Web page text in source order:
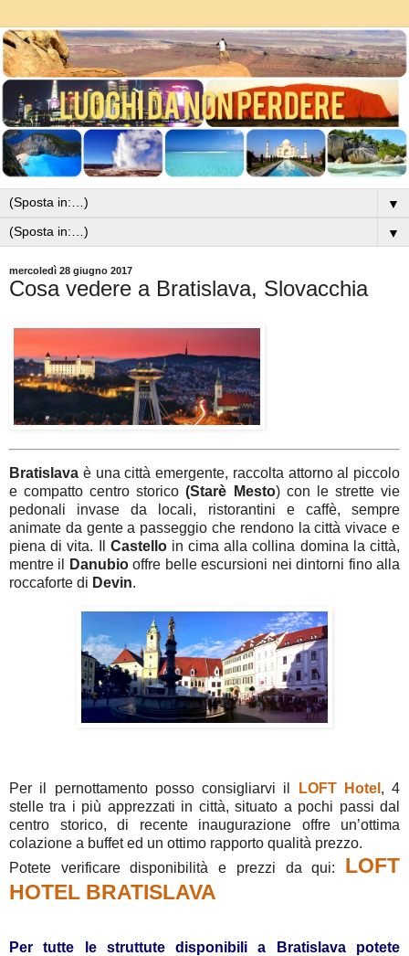
▼
▼
mercoledì 28 giugno 2017
Cosa vedere a Bratislava, Slovacchia
Bratislava è una città emergente, raccolta attorno al piccolo
e compatto centro storico(Starè Mesto) con le strette vie
pedonali invase da locali, ristorantini e caffè, sempre
animate da gente a passeggio che rendono la città vivace e
piena di vita. Il Castelloin cima alla collina domina la città,
mentre il
Danubiooffre belle escursioni nei dintorni fino alla
roccaforte di Devin.
Per il pernottamento posso consigliarvi il LOFT Hotel , 4
stelle tra i più apprezzati in città, situato a pochi passi dal
centro storico, di recente inaugurazione offre un’ottima
colazione a buffet ed un ottimo rapporto qualità prezzo.
Potete verificare disponibilità e prezzi da qui: LOFT
HOTEL BRATISLAVA
Per tutte le struttute disponibili a Bratislava potete